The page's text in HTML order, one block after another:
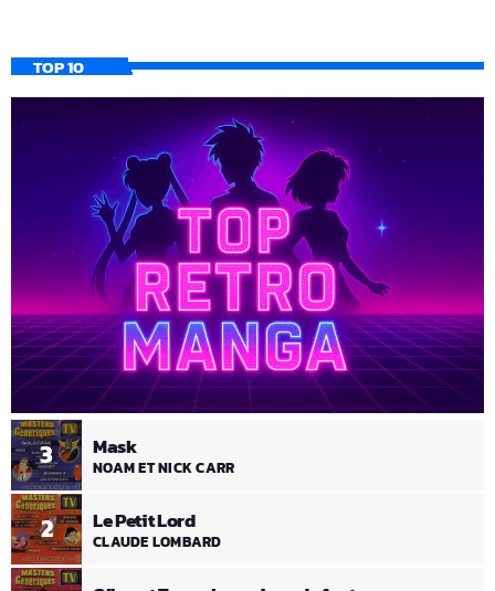
TOP 10
2 Le Petit Lord
CLAUDE LOMBARD
3 Mask
NOAM ET NICK CARR